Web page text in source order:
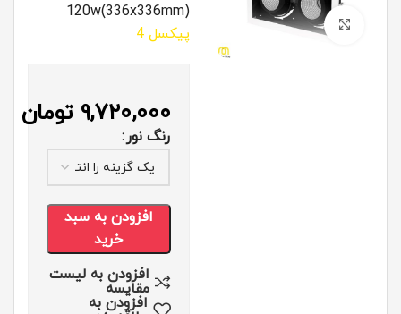
بزرگ نمایی
(336x336mm)120w
پیکسل 4
۹,۷۲۰,۰۰۰ تومان
رنگ نور
افزودن به سبد
خرید
افزودن به لیست
مقایسه
افزودن به